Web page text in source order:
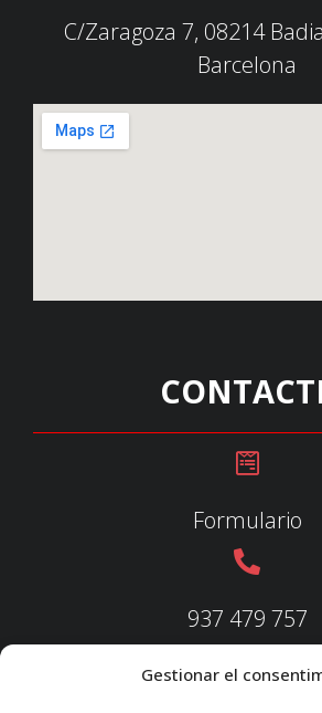
Gestionar el
C/Zaragoza 7, 08214
Barcelona
Formulario
937 479 757